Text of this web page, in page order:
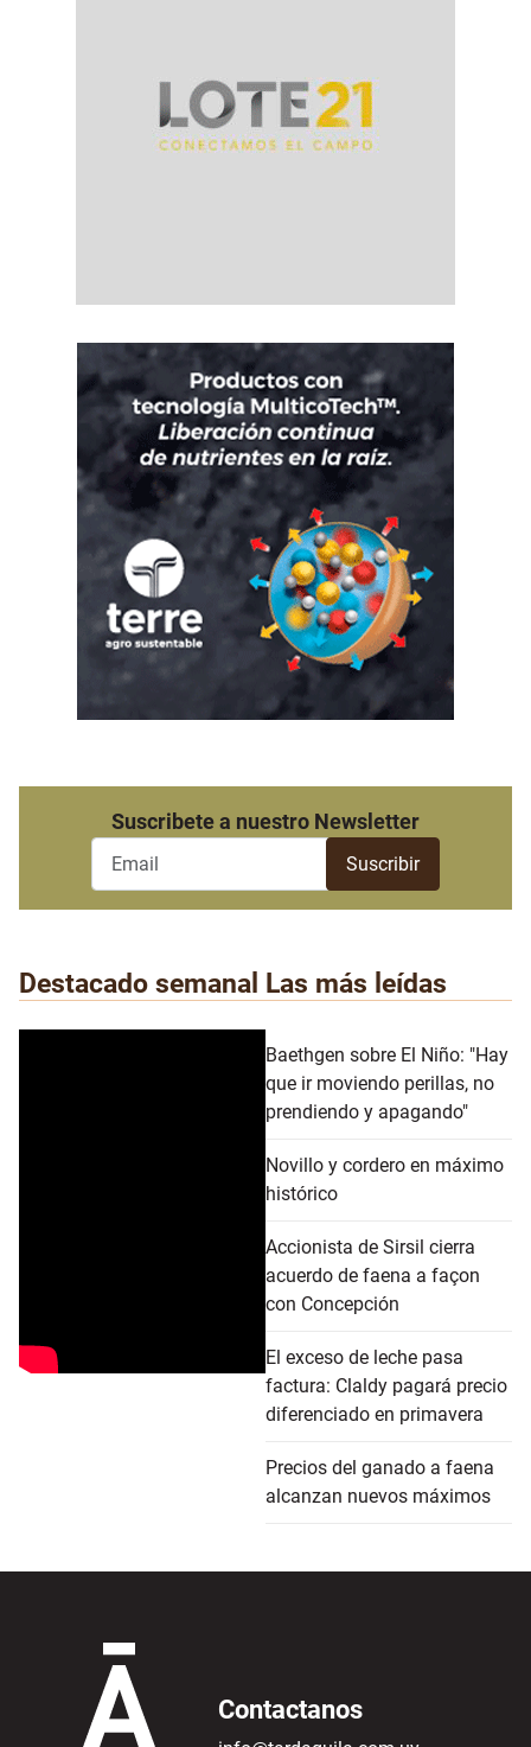
Suscribete a nuestro Newsletter
Destacado semanal Las más leídas
Baethgen sobre El Niño: "Hay
que ir moviendo perillas, no
prendiendo y apagando"
Novillo y cordero en máximo
histórico
Accionista de Sirsil cierra
acuerdo de faena a façon
con Concepción
El exceso de leche pasa
factura: Claldy pagará precio
diferenciado en primavera
Precios del ganado a faena
alcanzan nuevos máximos
Contactanos